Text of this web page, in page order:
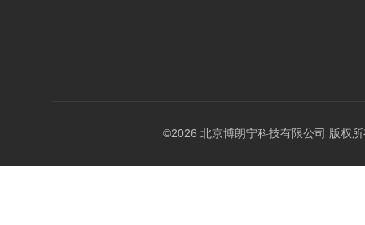
©2026 北京博朗宁科技有限公司 版权